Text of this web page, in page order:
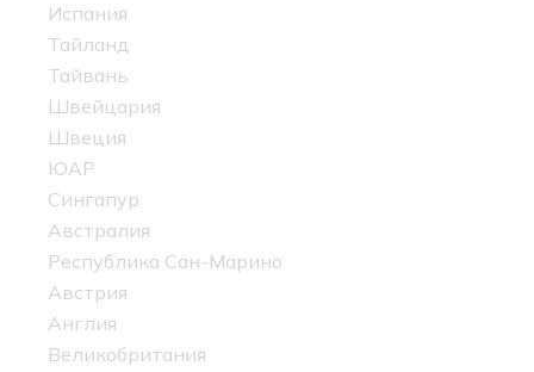
Испания
Тайланд
Тайвань
Швейцария
Швеция
ЮАР
Сингапур
Австралия
Республика Сан-Марино
Австрия
Англия
Великобритания